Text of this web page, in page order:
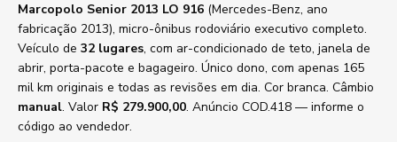
Marcopolo Senior 2013 LO 916 (Mercedes-Benz, ano
fabricação 2013), micro-ônibus rodoviário executivo completo.
Veículo de 32 lugares, com ar-condicionado de teto, janela de
abrir, porta-pacote e bagageiro. Único dono, com apenas 165
mil km originais e todas as revisões em dia. Cor branca. Câmbio
manual. Valor R$ 279.900,00. Anúncio COD.418 — informe o
código ao vendedor.